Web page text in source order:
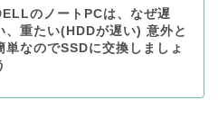
のノートPCは、なぜ遅
、重たい(HDDが遅い) 意外と
単なのでSSDに交換しましょ